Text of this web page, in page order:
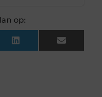
op:
LinkedIn Email